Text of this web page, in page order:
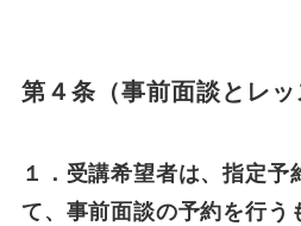
第４条（事前面談とレッ
１．受講希望者は、指定予
て、事前面談の予約を行う